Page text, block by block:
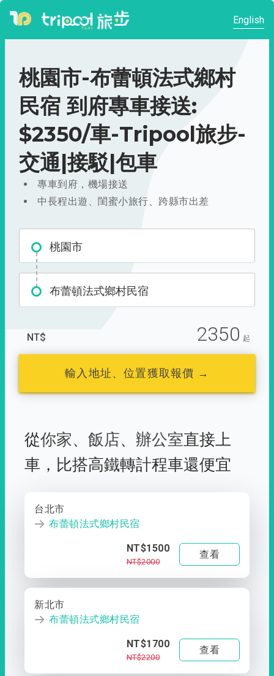
English
桃園市-布蕾頓法式鄉村
民宿 到府專車接送:
$2350/車-Tripool旅步-
交通|接駁|包車
專車到府，機場接送
中長程出遊、閨蜜小旅行、跨縣市出差
桃園市
布蕾頓法式鄉村民宿
NT$ 2350 起
輸入地址、位置獲取報價 →
從你家、 飯店、 辦公室直接上
車， 比搭高鐵轉計程車還便宜
台北市
布蕾頓法式鄉村民宿
NT$1500
NT$2000
查看
新北市
布蕾頓法式鄉村民宿
NT$1700
NT$2200
查看